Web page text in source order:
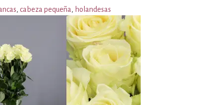
, cabeza pequeña, holandesas